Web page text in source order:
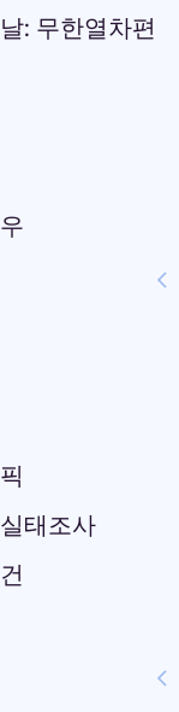
: 무한열차편
태조사